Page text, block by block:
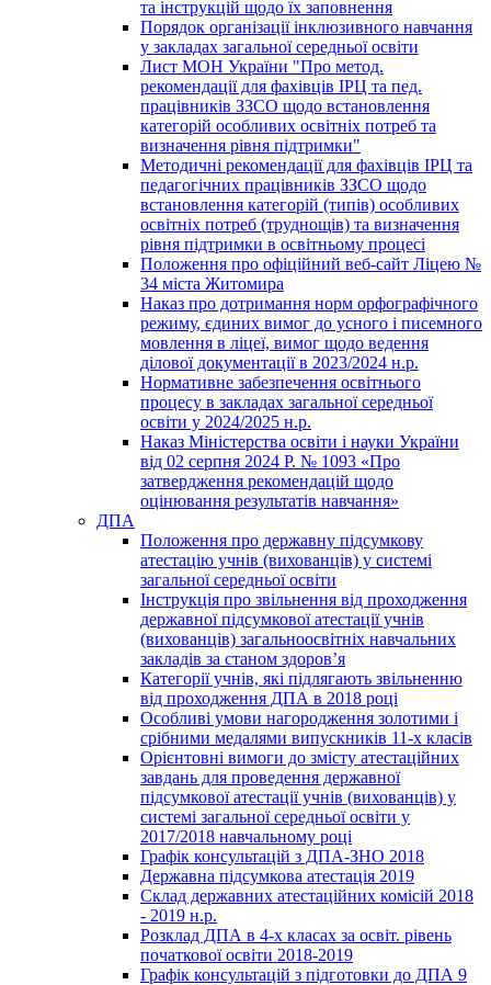
та інструкцій щодо їх заповнення
Порядок організації інклюзивного навчання
у закладах загальної середньої освіти
Лист МОН України "Про метод.
рекомендації для фахівців ІРЦ та пед.
працівників ЗЗСО щодо встановлення
категорій особливих освітніх потреб та
визначення рівня підтримки"
Методичні рекомендації для фахівців ІРЦ та
педагогічних працівників ЗЗСО щодо
встановлення категорій (типів) особливих
освітніх потреб (труднощів) та визначення
рівня підтримки в освітньому процесі
Положення про офіційний веб-сайт Ліцею №
34 міста Житомира
Наказ про дотримання норм орфографічного
режиму, єдиних вимог до усного і писемного
мовлення в ліцеї, вимог щодо ведення
ділової документації в 2023/2024 н.р.
Нормативне забезпечення освітнього
процесу в закладах загальної середньої
освіти у 2024/2025 н.р.
Наказ Міністерства освіти і науки України
від 02 серпня 2024 Р. № 1093 «Про
затвердження рекомендацій щодо
оцінювання результатів навчання»
ДПА
Положення про державну підсумкову
атестацію учнів (вихованців) у системі
загальної середньої освіти
Інструкція про звільнення від проходження
державної підсумкової атестації учнів
(вихованців) загальноосвітніх навчальних
закладів за станом здоров’я
Категорії учнів, які підлягають звільненню
від проходження ДПА в 2018 році
Особливі умови нагородження золотими і
срібними медалями випускників 11-х класів
Орієнтовні вимоги до змісту атестаційних
завдань для проведення державної
підсумкової атестації учнів (вихованців) у
системі загальної середньої освіти у
2017/2018 навчальному році
Графік консультацій з ДПА-ЗНО 2018
Державна підсумкова атестація 2019
Склад державних атестаційних комісій 2018
- 2019 н.р.
Розклад ДПА в 4-х класах за освіт. рівень
початкової освіти 2018-2019
Графік консультацій з підготовки до ДПА 9